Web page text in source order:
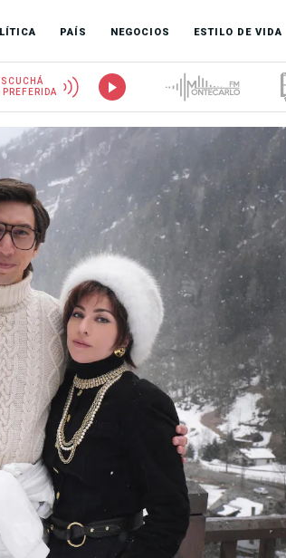
PAÍS NEGOCIOS ESTILO DE VIDA
PREFERIDA